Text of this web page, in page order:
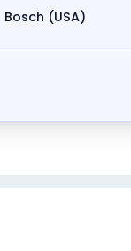
Bosch (USA)